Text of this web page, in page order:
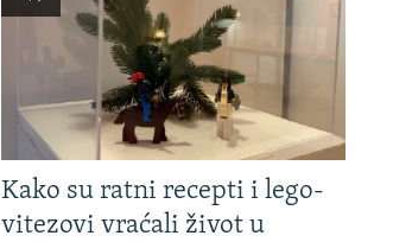
Kako su ratni recepti i lego-
vitezovi vraćali život u